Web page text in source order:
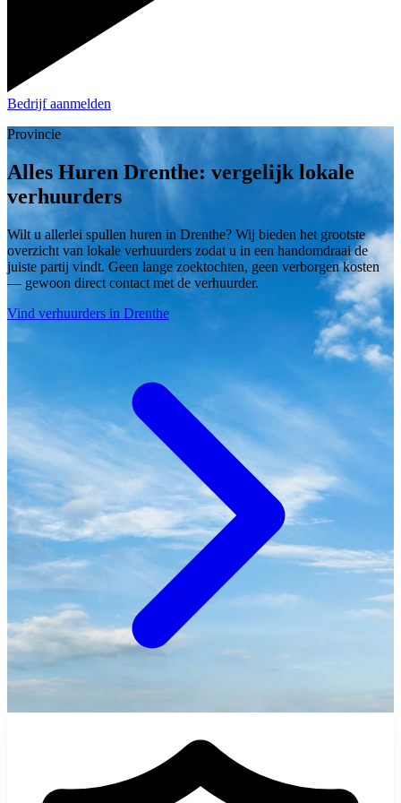
Bedrijf aanmelden
Provincie
Alles Huren Drenthe: vergelijk lokale
verhuurders
Wilt u allerlei spullen huren in Drenthe? Wij bieden het grootste
overzicht van lokale verhuurders zodat u in een handomdraai de
juiste partij vindt. Geen lange zoektochten, geen verborgen kosten
— gewoon direct contact met de verhuurder.
Vind verhuurders in Drenthe